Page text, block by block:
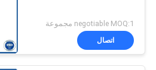
معلومات
36
negotiable MOQ:1 مجموعة
اتصال